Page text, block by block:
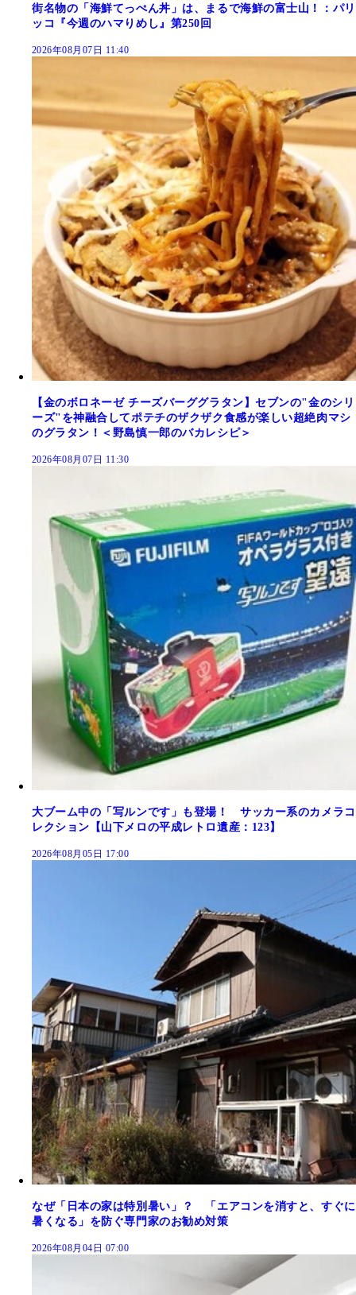
街名物の「海鮮てっぺん丼」は、まるで海鮮の富士山！：パリ
ッコ『今週のハマりめし』第250回
2026年08月07日 11:40
【金のボロネーゼ チーズバーググラタン】セブンの"金のシリ
ーズ"を神融合してポテチのザクザク食感が楽しい超絶肉マシ
のグラタン！＜野島慎一郎のバカレシピ＞
2026年08月07日 11:30
大ブーム中の「写ルンです」も登場！ サッカー系のカメラコ
レクション【山下メロの平成レトロ遺産：123】
2026年08月05日 17:00
なぜ「日本の家は特別暑い」？ 「エアコンを消すと、すぐに
暑くなる」を防ぐ専門家のお勧め対策
2026年08月04日 07:00